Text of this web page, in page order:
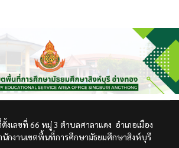
งเลขที่ 66 หมู่ 3 ตำบลศาลาแดง อำเภอเมือง
นักงานเขตพื้นที่การศึกษามัธยมศึกษาสิงห์บุรี